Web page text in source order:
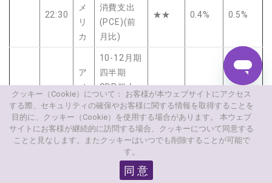
22:30
メ
リ
カ
消費支出
(PCE)(前
月比)
★★ 0.4% 0.5%
22:30
ア
メ
リ
カ
10-12月期
四半期
GDP個人
消費・速
報値(前期
比年率)
★★ 3.5%
10-12月期
四半期コ
アPCE・
★★
クッキー（Cookie）について： お客様が本ウェブサイトにアクセス
する際、セキュリティの確保やお客様に関する情報を取得することを
目的に、クッキー（Cookie）を使用する場合があります。 本ウェブ
サイトにお客様が継続的に訪問する場合、クッキーについて同意する
ことと見なします。またクッキーはいつでも削除することが可能で
す。
同 意